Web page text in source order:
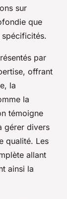
sur
que
par
offrant
la
la
témoigne
gérer divers
qualité. Les
allant
ainsi la